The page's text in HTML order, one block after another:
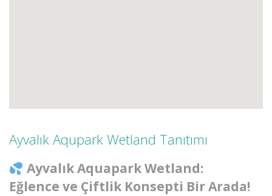
Ayvalık Aqupark Wetland Tanıtımı
Ayvalık Aquapark Wetland:
Eğlence ve Çiftlik Konsepti Bir Arada!